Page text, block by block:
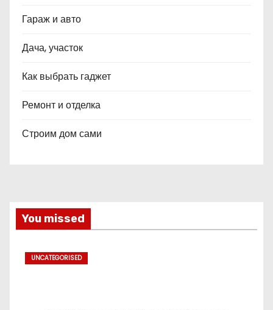
Гараж и авто
Дача, участок
Как выбрать гаджет
Ремонт и отделка
Строим дом сами
You missed
UNCATEGORISED